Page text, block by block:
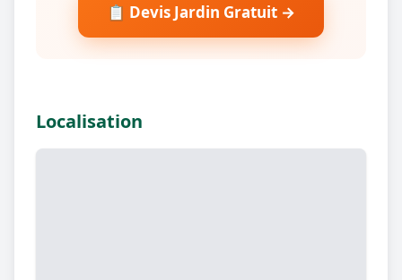
📋 Devis Jardin Gratuit →
Localisation